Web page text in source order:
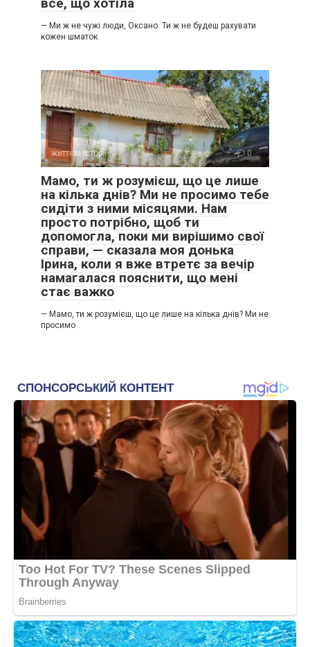
— Ми ж не чужі люди, Оксано. Ти ж не будеш рахувати
кожен шматок
життєві історії 0
Мамо, ти ж розумієш, що це лише
на кілька днів? Ми не просимо тебе
сидіти з ними місяцями. Нам
просто потрібно, щоб ти
допомогла, поки ми вирішимо свої
справи, — сказала моя донька
Ірина, коли я вже втретє за вечір
намагалася пояснити, що мені
стає важко
— Мамо, ти ж розумієш, що це лише на кілька днів? Ми не
просимо